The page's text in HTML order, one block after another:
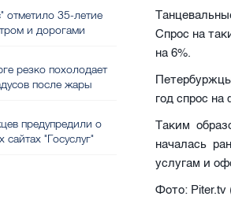
Спрос на
на 6%.
год спрос
Таким
началась
услугам и
Фото: Piter.tv
35-летие
и дорогами
резко похолодает
после жары
предупредили о
"Госуслуг"